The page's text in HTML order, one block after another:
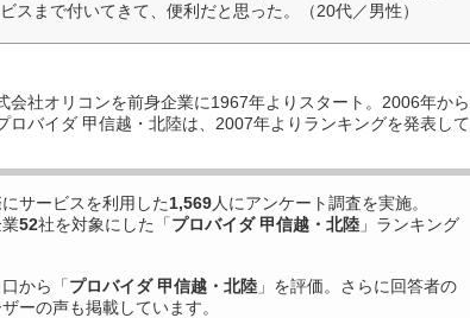
スまで付いてきて、便利だと思った。（20代／男性）
会社オリコンを前身企業に1967年よりスタート。2006年から
ロバイダ 甲信越・北陸は、2007年よりランキングを発表して
サービスを利用した1,569人にアンケート調査を実施。
52社を対象にした「プロバイダ 甲信越・北陸 」ランキング
から「プロバイダ 甲信越・北陸 」を評価。さらに回答者の
ーの声も掲載しています。